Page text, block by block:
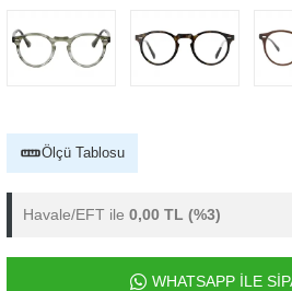
Ölçü Tablosu
Havale/EFT ile 0,00 TL (%3)
WHATSAPP İLE